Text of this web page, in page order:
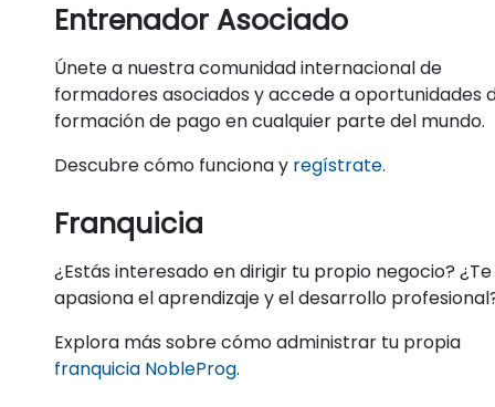
Entrenador Asociado
Únete a nuestra comunidad internacional de
formadores asociados y accede a oportunidades
formación de pago en cualquier parte del mundo.
Descubre cómo funciona y regístrate.
Franquicia
¿Estás interesado en dirigir tu propio negocio? ¿Te
apasiona el aprendizaje y el desarrollo
Explora más sobre cómo administrar tu propia
franquicia NobleProg.